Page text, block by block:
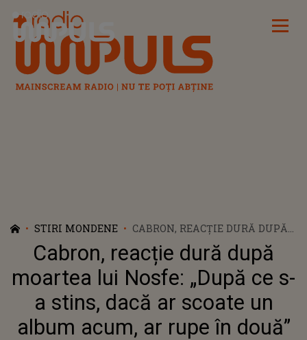
Radio Impuls
STIRI MONDENE
CABRON, REACȚIE DURĂ DUPĂ
MOARTEA LUI NOSFE: „DUPĂ CE
S-A STINS, DACĂ AR SCOATE UN
ALBUM ACUM, AR RUPE ÎN
DOUĂ”
Cabron, reacție dură după
moartea lui Nosfe: „După ce s-
a stins, dacă ar scoate un
album acum, ar rupe în două”